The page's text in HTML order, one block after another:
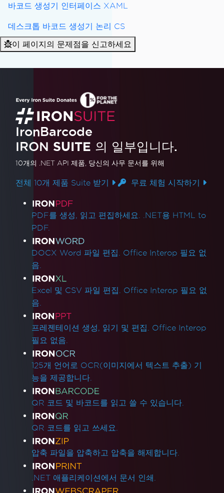
바코드 생성기 인터페이스 XAML
데스크톱 바코드 생성기 논리 CS
이 페이지의 문제점을 신고하세요
IronBarcode
IRON SUITE 의 일부입니다.
10개의 .NET API 제품, 당신의 사무 문서를 위해
전체 10개 제품 Suite 받기 무료 체험 시작하기
제품 링크
PDF를 생성, 읽고 편집하세요. .NET용 HTML to
PDF.
DOCX Word 파일 편집. Office Interop 필요 없
음.
Excel 및 CSV 파일 편집. Office Interop 필요 없
음.
프레젠테이션 생성, 읽기 및 편집. Office Interop
필요 없음.
125개 언어로 OCR(이미지에서 텍스트 추출) 기
능을 제공합니다.
QR 코드 및 바코드를 읽고 쓸 수 있습니다.
QR 코드를 읽고 쓰세요.
압축 파일을 압축하고 압축을 해제합니다.
.NET 애플리케이션에서 문서 인쇄.